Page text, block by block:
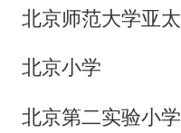
北京师范大学亚太
北京小学
北京第二实验小学